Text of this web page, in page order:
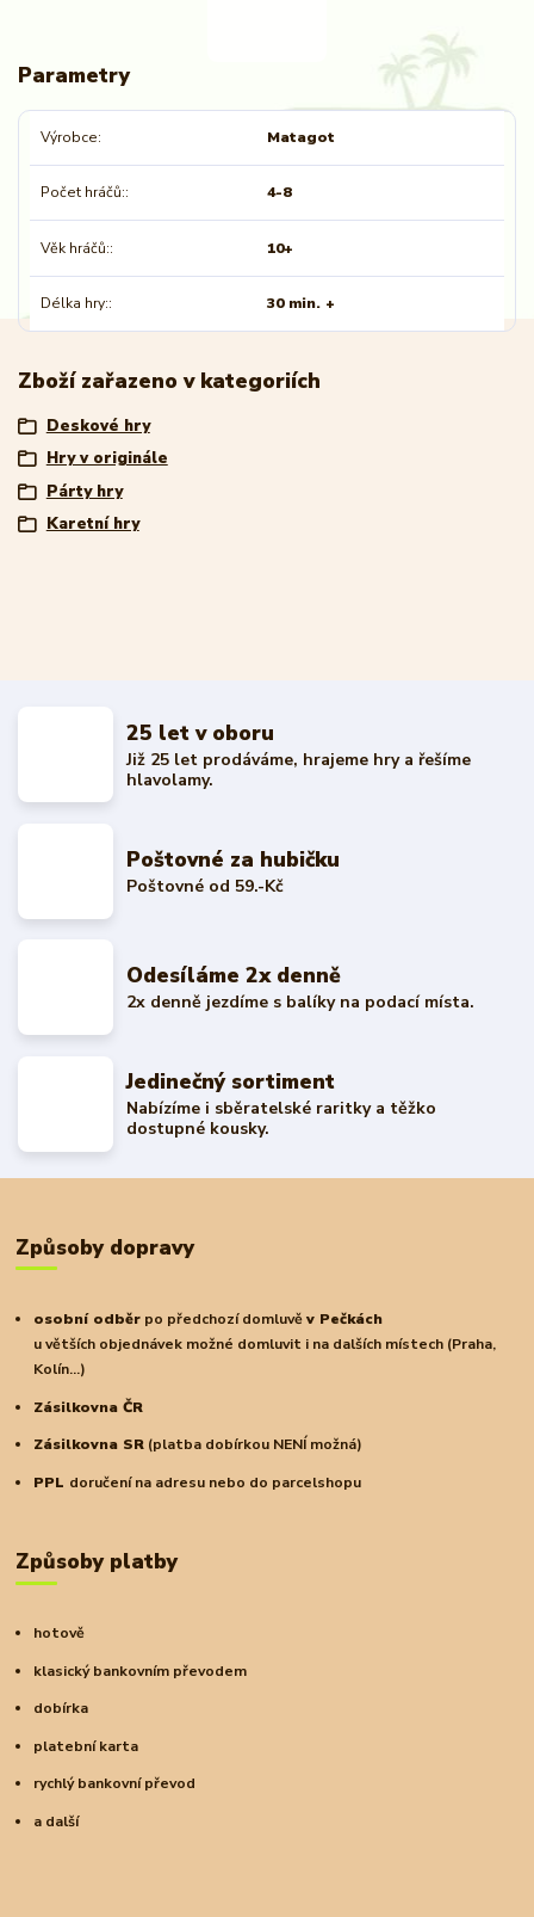
Parametry
Výrobce Matagot
Počet hráčů: 4-8
Věk hráčů: 10+
Délka hry: 30 min. +
Zboží zařazeno v kategoriích
Deskové hry
Hry v originále
Párty hry
Karetní hry
25 let v oboru
Již 25 let prodáváme, hrajeme hry a řešíme
hlavolamy.
Poštovné za hubičku
Poštovné od 59.-Kč
Odesíláme 2x denně
2x denně jezdíme s balíky na podací místa.
Jedinečný sortiment
Nabízíme i sběratelské raritky a těžko
dostupné kousky.
Způsoby dopravy
osobní odběr po předchozí domluvěv Pečkách
u větších objednávek možné domluvit i na dalších místech (Praha,
Kolín...)
Zásilkovna ČR
Zásilkovna SR (platba dobírkou NENÍ možná)
PPL doručení na adresu nebo do parcelshopu
Způsoby platby
hotově
klasický bankovním převodem
dobírka
platební karta
rychlý bankovní převod
a další